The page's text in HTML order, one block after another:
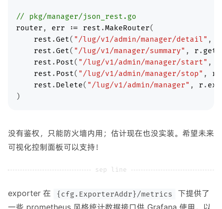
// pkg/manager/json_rest.go
router , err := rest .MakeRouter
rest .Get( "/lug/v1/admin/manager/detail" ,
rest .Get( "/lug/v1/manager/summary" , r .
rest . Post( "/lug/v1/admin/manager/start" ,
rest . Post( "/lug/v1/admin/manager/stop" , r
rest . Delete( "/lug/v1/admin/manager" , r .
没有鉴权，只能防火墙内用；估计现在也没实装。希望未来
可视化控制面板可以支持！
exporter 在 {cfg.ExporterAddr}/metrics
下提供了